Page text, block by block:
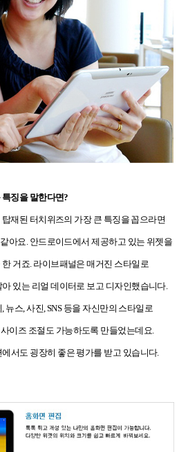
징을 말한다면?
탑재된 터치위즈의 가장 큰 특징을 꼽으라면
아요. 안드로이드에서 제공하고 있는 위젯을
거죠. 라이브패널은 매거진 스타일로
있는 리얼 데이터로 보고 디자인했습니다.
뉴스, 사진, SNS 등을 자신만의 스타일로
이즈 조절도 가능하도록 만들었는데요.
서도 굉장히 좋은 평가를 받고 있습니다.